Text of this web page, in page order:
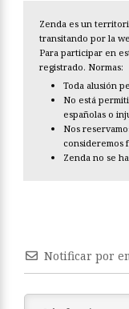
Zenda es un
transitando por la
Para participar en
registrado. Normas:
Toda alusión
No está
españolas o
Nos
consideremos
Zenda no se
Notificar por